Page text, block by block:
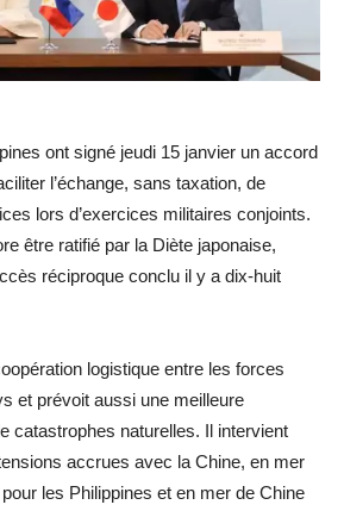
ont signé jeudi 15 janvier un accord
l’échange, sans taxation, de
lors d’exercices militaires conjoints.
être ratifié par la Diète japonaise,
réciproque conclu il y a dix-huit
logistique entre les forces
et prévoit aussi une meilleure
catastrophes naturelles. Il intervient
accrues avec la Chine, en mer
les Philippines et en mer de Chine